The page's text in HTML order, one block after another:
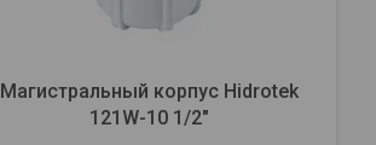
Магистральный корпус Hidrotek
121W-10 1/2"